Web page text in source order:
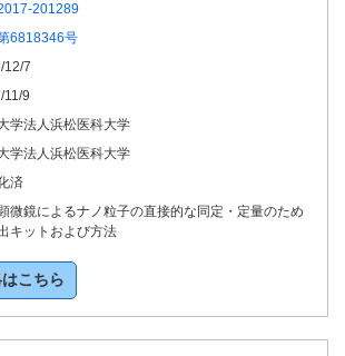
201289
6818346号
12/7
11/9
学法人浜松医科大学
学法人浜松医科大学
済
微鏡によるナノ粒子の直接的な同定・定量のため
キットおよび方法
こちら